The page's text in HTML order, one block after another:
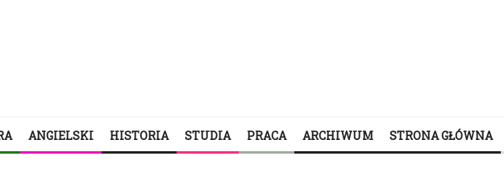
ANGIELSKI HISTORIA STUDIA PRACA ARCHIWUM STRONA GŁÓWNA